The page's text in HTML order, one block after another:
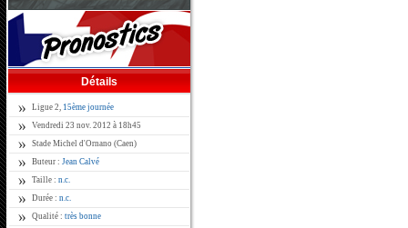
Détails
Ligue 2, 15ème journée
Vendredi 23 nov. 2012 à 18h45
Stade Michel d'Ornano (Caen)
Buteur : Jean Calvé
Taille : n.c.
Durée : n.c.
Qualité : très bonne